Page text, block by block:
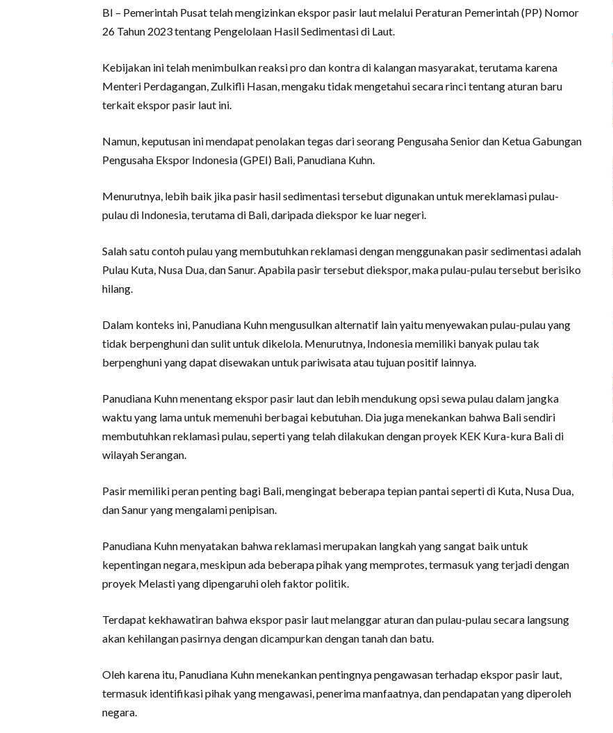
BI – Pemerintah Pusat telah mengizinkan ekspor pasir laut melalui Peraturan Pemerintah (PP) Nomor
26 Tahun 2023 tentang Pengelolaan Hasil Sedimentasi di Laut.
Kebijakan ini telah menimbulkan reaksi pro dan kontra di kalangan masyarakat, terutama karena
Menteri Perdagangan, Zulkifli Hasan, mengaku tidak mengetahui secara rinci tentang aturan baru
terkait ekspor pasir laut ini.
Namun, keputusan ini mendapat penolakan tegas dari seorang Pengusaha Senior dan Ketua Gabungan
Pengusaha Ekspor Indonesia (GPEI) Bali, Panudiana Kuhn.
Menurutnya, lebih baik jika pasir hasil sedimentasi tersebut digunakan untuk mereklamasi pulau-
pulau di Indonesia, terutama di Bali, daripada diekspor ke luar negeri.
Salah satu contoh pulau yang membutuhkan reklamasi dengan menggunakan pasir sedimentasi adalah
Pulau Kuta, Nusa Dua, dan Sanur. Apabila pasir tersebut diekspor, maka pulau-pulau tersebut berisiko
hilang.
Dalam konteks ini, Panudiana Kuhn mengusulkan alternatif lain yaitu menyewakan pulau-pulau yang
tidak berpenghuni dan sulit untuk dikelola. Menurutnya, Indonesia memiliki banyak pulau tak
berpenghuni yang dapat disewakan untuk pariwisata atau tujuan positif lainnya.
Panudiana Kuhn menentang ekspor pasir laut dan lebih mendukung opsi sewa pulau dalam jangka
waktu yang lama untuk memenuhi berbagai kebutuhan. Dia juga menekankan bahwa Bali sendiri
membutuhkan reklamasi pulau, seperti yang telah dilakukan dengan proyek KEK Kura-kura Bali di
wilayah Serangan.
Pasir memiliki peran penting bagi Bali, mengingat beberapa tepian pantai seperti di Kuta, Nusa Dua,
dan Sanur yang mengalami penipisan.
Panudiana Kuhn menyatakan bahwa reklamasi merupakan langkah yang sangat baik untuk
kepentingan negara, meskipun ada beberapa pihak yang memprotes, termasuk yang terjadi dengan
proyek Melasti yang dipengaruhi oleh faktor politik.
Terdapat kekhawatiran bahwa ekspor pasir laut melanggar aturan dan pulau-pulau secara langsung
akan kehilangan pasirnya dengan dicampurkan dengan tanah dan batu.
Oleh karena itu, Panudiana Kuhn menekankan pentingnya pengawasan terhadap ekspor pasir laut,
termasuk identifikasi pihak yang mengawasi, penerima manfaatnya, dan pendapatan yang diperoleh
negara.